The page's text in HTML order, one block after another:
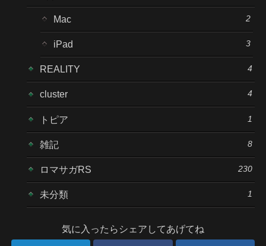
Mac 2
iPad 3
REALITY 4
cluster 4
トピア 1
雑記 8
ロマサガRS 230
未分類 1
気に入ったらシェアしてあげてね